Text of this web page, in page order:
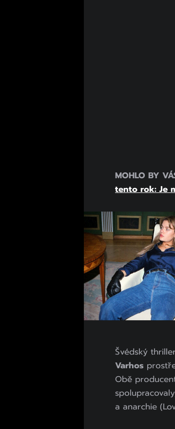
MOHLO BY
tento rok: Je
Švédský
Varhos
Obě
a anarchie